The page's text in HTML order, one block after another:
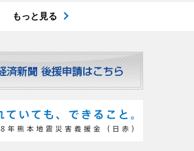
もっと見る